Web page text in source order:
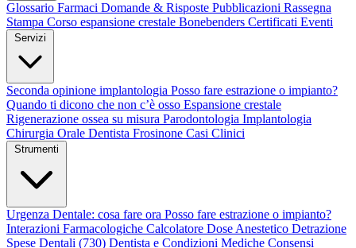
Glossario Farmaci Domande & Risposte Pubblicazioni Rassegna
Stampa Corso espansione crestale Bonebenders Certificati Eventi
Seconda opinione implantologia Posso fare estrazione o impianto?
Quando ti dicono che non c’è osso Espansione crestale
Rigenerazione ossea su misura Parodontologia Implantologia
Chirurgia Orale Dentista Frosinone Casi Clinici
Urgenza Dentale: cosa fare ora Posso fare estrazione o impianto?
Interazioni Farmacologiche Calcolatore Dose Anestetico Detrazione
Spese Dentali (730) Dentista e Condizioni Mediche Consensi